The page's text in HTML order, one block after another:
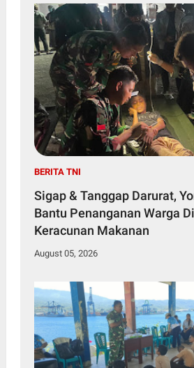
BERITA TNI
Sigap & Tanggap Darurat,
Bantu Penanganan Warga
Keracunan Makanan
August 05, 2026